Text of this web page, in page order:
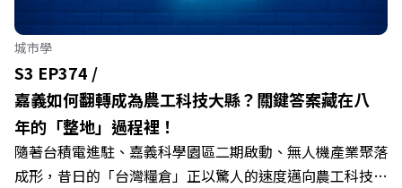
城市學
S3 EP374 /
嘉義如何翻轉成為農工科技大縣？關鍵答案藏在八
年的「整地」過程裡！
隨著台積電進駐、嘉義科學園區二期啟動、無人機產業聚落
成形，昔日的「台灣糧倉」正以驚人的速度邁向農工科技大